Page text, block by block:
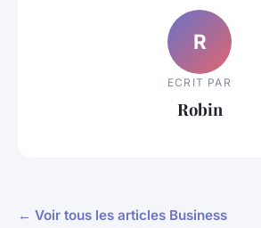
R
ECRIT PAR
Robin
← Voir tous les articles Business